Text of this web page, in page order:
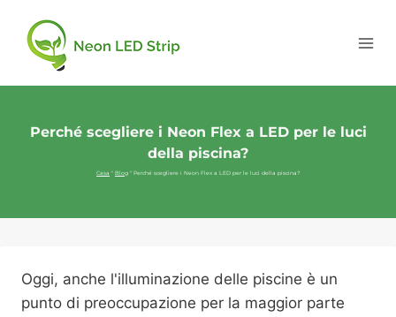
Perché scegliere i Neon Flex a LED per le luci
della piscina?
Casa " Blog " Perché scegliere i Neon Flex a LED per le luci della piscina?
Oggi, anche l'illuminazione delle piscine è un
punto di preoccupazione per la maggior parte